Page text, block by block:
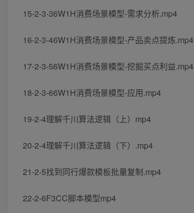
15-2-3-36W1H消费场景模型-需求分析.mp4
16-2-3-46W1H消费场景模型-产品卖点提炼.mp4
17-2-3-56W1H消费场景模型-挖掘买点利益.mp4
18-2-3-66W1H消费场景模型-应用.mp4
19-2-4理解千川算法逻辑（上）mp4
20-2-4理解千川算法逻辑（下）.mp4
21-2-5找到同行爆款模板批量复制.mp4
22-2-6F3CC脚本模型mp4